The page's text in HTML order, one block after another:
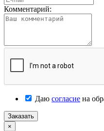
Комментарий:
Даю согласие на
Заказать
×